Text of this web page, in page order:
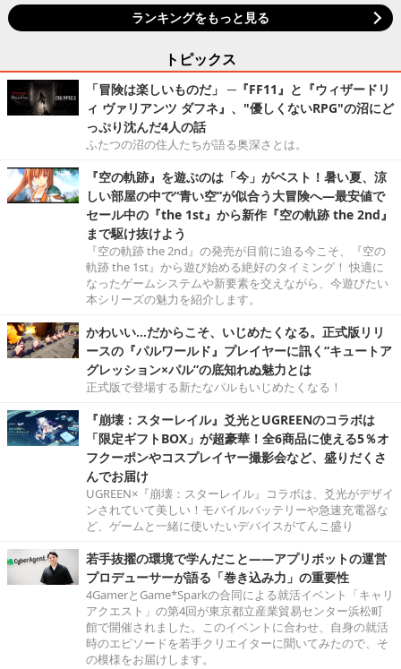
ランキングをもっと見る
トピックス
「冒険は楽しいものだ」 ─『FF11』と『ウィザードリ
ィ ヴァリアンツ ダフネ』、"優しくないRPG"の沼にど
っぷり沈んだ4人の話
ふたつの沼の住人たちが語る奥深さとは。
『空の軌跡』を遊ぶのは「今」がベスト！暑い夏、涼
しい部屋の中で“青い空”が似合う大冒険へ―最安値で
セール中の『the 1st』から新作『空の軌跡 the 2nd』
まで駆け抜けよう
『空の軌跡 the 2nd』の発売が目前に迫る今こそ、『空の
軌跡 the 1st』から遊び始める絶好のタイミング！ 快適に
なったゲームシステムや新要素を交えながら、今遊びたい
本シリーズの魅力を紹介します。
かわいい…だからこそ、いじめたくなる。正式版リリ
ースの『パルワールド』プレイヤーに訊く“キュートア
グレッション×パル”の底知れぬ魅力とは
正式版で登場する新たなパルもいじめたくなる！
『崩壊：スターレイル』爻光とUGREENのコラボは
「限定ギフトBOX」が超豪華！全6商品に使える5％オ
フクーポンやコスプレイヤー撮影会など、盛りだくさ
んでお届け
UGREEN×『崩壊：スターレイル』コラボは、爻光がデザイ
ンされていて美しい！モバイルバッテリーや急速充電器な
ど、ゲームと一緒に使いたいデバイスがてんこ盛り
若手抜擢の環境で学んだこと――アプリボットの運営
プロデューサーが語る「巻き込み力」の重要性
4GamerとGame*Sparkの合同による就活イベント「キャリ
アクエスト」の第4回が東京都立産業貿易センター浜松町
館で開催されました。このイベントに合わせ、自身の就活
時のエピソードを若手クリエイターに聞いてみたので、そ
の模様をお届けします。